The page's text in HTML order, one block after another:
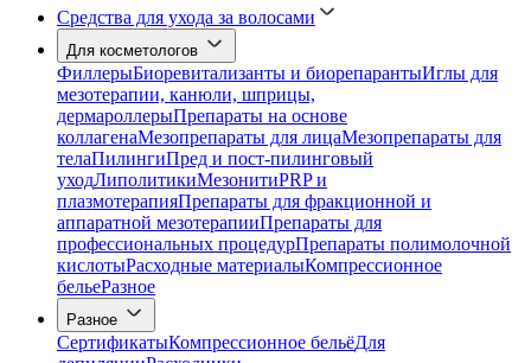
Средства для ухода за волосами
Для косметологов
ФиллерыБиоревитализанты и биорепарантыИглы для
мезотерапии, канюли, шприцы,
дермароллерыПрепараты на основе
коллагенаМезопрепараты для лицаМезопрепараты для
телаПилингиПред и пост-пилинговый
уходЛиполитикиМезонитиPRP и
плазмотерапияПрепараты для фракционной и
аппаратной мезотерапииПрепараты для
профессиональных процедурПрепараты полимолочной
кислотыРасходные материалыКомпрессионное
бельеРазное
Разное
СертификатыКомпрессионное бельёДля